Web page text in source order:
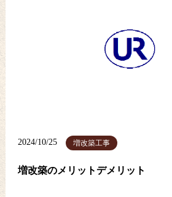
2024/10/25 増改築工事
増改築のメリットデメリット